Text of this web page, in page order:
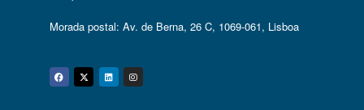
Morada postal: Av. de Berna, 26 C, 1069-061, Lisboa
Facebook
Twitter
Linkedin
Instagram